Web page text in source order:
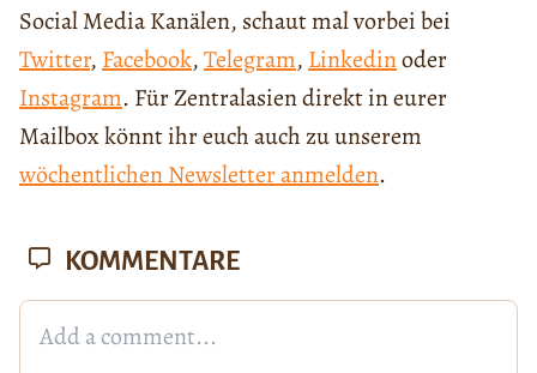
Social Media Kanälen, schaut mal vorbei bei
Twitter, Facebook,Telegram, Linkedinoder
Instagram. Für Zentralasien direkt in eurer
Mailbox könnt ihr euch auch zu unserem
wöchentlichen Newsletter anmelden.
KOMMENTARE